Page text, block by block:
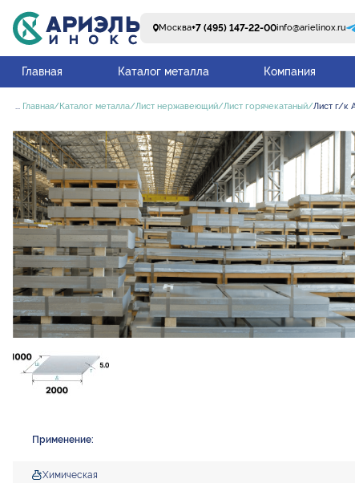
Москва+7 (495) 147-22-00info@arielinox.ru
Главная Каталог металла Компания
... Главная Каталог металла Лист нержавеющий Лист горячекатаный Лист г/к
Применение:
Химическая